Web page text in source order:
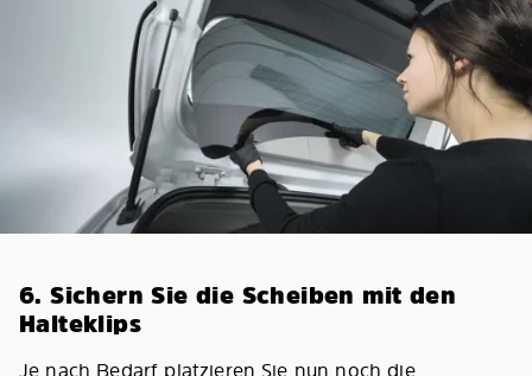
6. Sichern Sie die Scheiben mit den
Halteklips
Je nach Bedarf platzieren Sie nun noch die